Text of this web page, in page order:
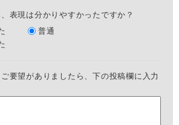
表現は分かりやすかったですか？
普通
要望がありましたら、下の投稿欄に入力